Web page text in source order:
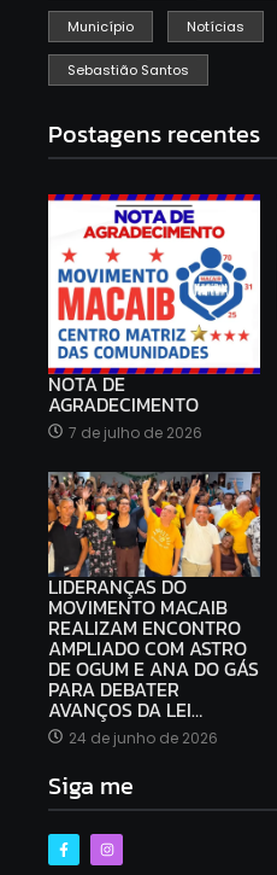
Município Notícias
Sebastião Santos
Postagens recentes
NOTA DE
AGRADECIMENTO
7 de julho de 2026
LIDERANÇAS DO
MOVIMENTO MACAIB
REALIZAM ENCONTRO
AMPLIADO COM ASTRO
DE OGUM E ANA DO GÁS
PARA DEBATER
AVANÇOS DA LEI…
24 de junho de 2026
Siga me